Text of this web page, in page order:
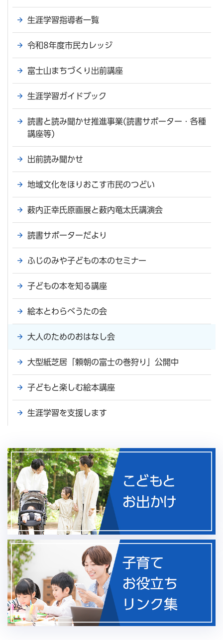
生涯学習指導者一覧
令和8年度市民カレッジ
富士山まちづくり出前講座
生涯学習ガイドブック
読書と読み聞かせ推進事業(読書サポーター・各種
講座等)
出前読み聞かせ
地域文化をほりおこす市民のつどい
薮内正幸氏原画展と薮内竜太氏講演会
読書サポーターだより
ふじのみや子どもの本のセミナー
子どもの本を知る講座
絵本とわらべうたの会
大人のためのおはなし会
大型紙芝居「頼朝の富士の巻狩り」公開中
子どもと楽しむ絵本講座
生涯学習を支援します